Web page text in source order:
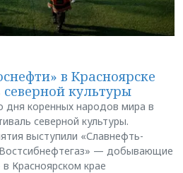
в Красноярске
культуры
коренных народов мира в
северной культуры.
выступили «Славнефть-
— добывающие
Красноярском крае